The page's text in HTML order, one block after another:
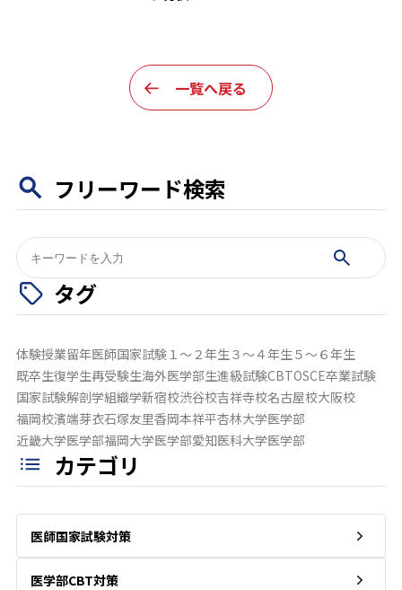
一覧へ戻る
フリーワード検索
検
索:
タグ
体験授業留年医師国家試験１～２年生３～４年生５～６年生
既卒生復学生再受験生海外医学部生進級試験CBTOSCE卒業試験
国家試験解剖学組織学新宿校渋谷校吉祥寺校名古屋校大阪校
福岡校濱端芽衣石塚友里香岡本祥平杏林大学医学部
近畿大学医学部福岡大学医学部愛知医科大学医学部
カテゴリ
医師国家試験対策
医学部CBT対策